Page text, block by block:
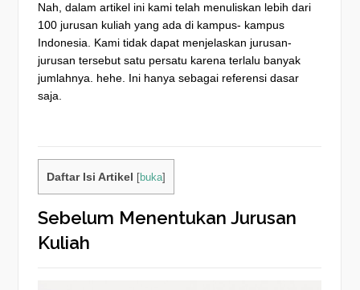
Nah, dalam artikel ini kami telah menuliskan lebih dari
100 jurusan kuliah yang ada di kampus- kampus
Indonesia. Kami tidak dapat menjelaskan jurusan-
jurusan tersebut satu persatu karena terlalu banyak
jumlahnya. hehe. Ini hanya sebagai referensi dasar
saja.
Daftar Isi Artikel buka]
Sebelum Menentukan Jurusan
Kuliah